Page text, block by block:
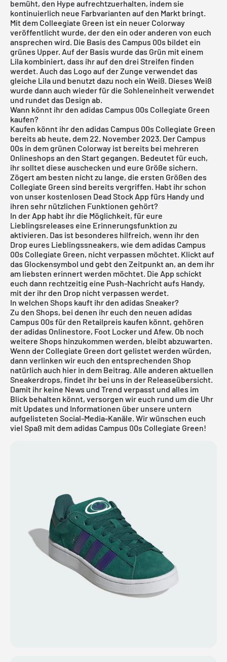
bemüht, den Hype aufrechtzuerhalten, indem sie
kontinuierlich neue Farbvarianten auf den Markt bringt.
Mit dem Colleegiate Green ist ein neuer Colorway
veröffentlicht wurde, der den ein oder anderen von euch
ansprechen wird. Die Basis des Campus 00s bildet ein
grünes Upper. Auf der Basis wurde das Grün mit einem
Lila kombiniert, dass ihr auf den drei Streifen finden
werdet. Auch das Logo auf der Zunge verwendet das
gleiche Lila und benutzt dazu noch ein Weiß. Dieses Weiß
wurde dann auch wieder für die Sohleneinheit verwendet
und rundet das Design ab.
Wann könnt ihr den adidas Campus 00s Collegiate Green
kaufen?
Kaufen könnt ihr den adidas Campus 00s Collegiate Green
bereits ab heute, dem 22. November 2023. Der Campus
00s in dem grünen Colorway ist bereits bei mehreren
Onlineshops an den Start gegangen. Bedeutet für euch,
ihr solltet diese auschecken und eure Größe sichern.
Zögert am besten nicht zu lange, die ersten Größen des
Collegiate Green sind bereits vergriffen. Habt ihr schon
von unser kostenlosen Dead Stock App fürs Handy und
ihren sehr nützlichen Funktionen gehört?
In der App habt ihr die Möglichkeit, für eure
Lieblingsreleases eine Erinnerungsfunktion zu
aktivieren. Das ist besonderes hilfreich, wenn ihr den
Drop eures Lieblingssneakers, wie dem adidas Campus
00s Collegiate Green, nicht verpassen möchtet. Klickt auf
das Glockensymbol und gebt den Zeitpunkt an, an dem ihr
am liebsten erinnert werden möchtet. Die App schickt
euch dann rechtzeitig eine Push-Nachricht aufs Handy,
mit der ihr den Drop nicht verpassen werdet.
In welchen Shops kauft ihr den adidas Sneaker?
Zu den Shops, bei denen ihr euch den neuen adidas
Campus 00s für den Retailpreis kaufen könnt, gehören
der adidas Onlinestore, Foot Locker und Afew. Ob noch
weitere Shops hinzukommen werden, bleibt abzuwarten.
Wenn der Collegiate Green dort gelistet werden würden,
dann verlinken wir euch den entsprechenden Shop
natürlich auch hier in dem Beitrag. Alle anderen aktuellen
Sneakerdrops, findet ihr bei uns in der Releaseübersicht.
Damit ihr keine News und Trend verpasst und alles im
Blick behalten könnt, versorgen wir euch rund um die Uhr
mit Updates und Informationen über unsere untern
aufgelisteten Social-Media-Kanäle. Wir wünschen euch
viel Spaß mit dem adidas Campus 00s Collegiate Green!